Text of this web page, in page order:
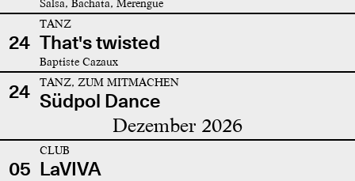
Salsa, Bachata, Merengue
24
TANZ
That's twisted
Baptiste Cazaux
24 TANZ, ZUM MITMACHEN
Südpol Dance
Dezember 2026
05
CLUB
LaVIVA